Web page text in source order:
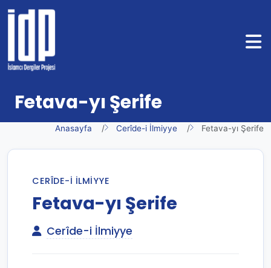
Fetava-yı Şerife
Anasayfa Cerîde-i İlmiyye Fetava-yı Şerife
CERÎDE-I İLMIYYE
Fetava-yı Şerife
Cerîde-i İlmiyye